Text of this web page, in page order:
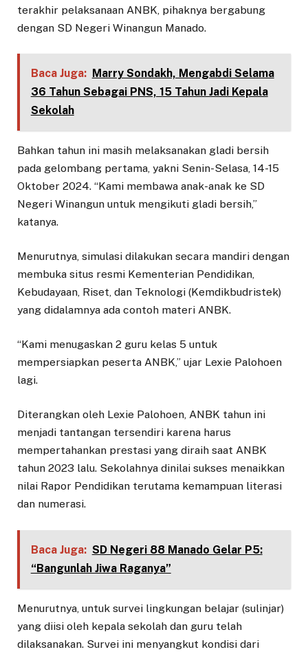
terakhir pelaksanaan ANBK, pihaknya bergabung
dengan SD Negeri Winangun Manado.
Baca Juga: Marry Sondakh, Mengabdi Selama
36 Tahun Sebagai PNS, 15 Tahun Jadi Kepala
Sekolah
Bahkan tahun ini masih melaksanakan gladi bersih
pada gelombang pertama, yakni Senin-Selasa, 14-15
Oktober 2024. “Kami membawa anak-anak ke SD
Negeri Winangun untuk mengikuti gladi bersih,”
katanya.
Menurutnya, simulasi dilakukan secara mandiri dengan
membuka situs resmi Kementerian Pendidikan,
Kebudayaan, Riset, dan Teknologi (Kemdikbudristek)
yang didalamnya ada contoh materi ANBK.
“Kami menugaskan 2 guru kelas 5 untuk
mempersiapkan peserta ANBK,” ujar Lexie Palohoen
lagi.
Diterangkan oleh Lexie Palohoen, ANBK tahun ini
menjadi tantangan tersendiri karena harus
mempertahankan prestasi yang diraih saat ANBK
tahun 2023 lalu. Sekolahnya dinilai sukses menaikkan
nilai Rapor Pendidikan terutama kemampuan literasi
dan numerasi.
Baca Juga: SD Negeri 88 Manado Gelar P5:
“Bangunlah Jiwa Raganya”
Menurutnya, untuk survei lingkungan belajar (sulinjar)
yang diisi oleh kepala sekolah dan guru telah
dilaksanakan. Survei ini menyangkut kondisi dari